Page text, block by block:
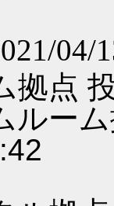
04/
拠点
ー